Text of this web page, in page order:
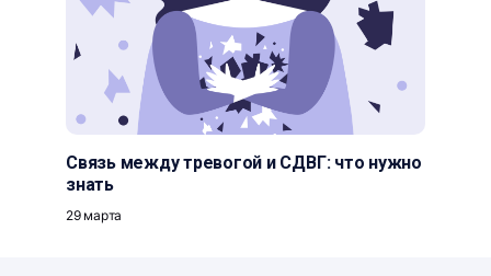
Связь между тревогой и СДВГ: что нужно
знать
29 марта